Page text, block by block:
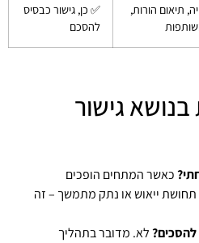
תיאום הורות,
✅ כן, גישור כבסיס
להסכם
גישור
כאשר המתחים הופכים
ייאוש או נתק מתמשך – זה
לא. מדובר בתהליך